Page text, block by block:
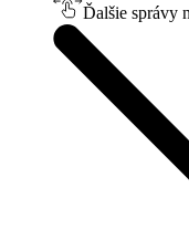
Ďalšie správy